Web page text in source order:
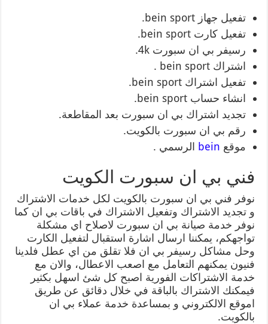
تفعيل جهاز bein sport.
تفعيل كارت bein sport.
رسيفر بي ان سبورت 4k.
اشتراك bein sport .
تفعيل اشتراك bein sport.
انشاء حساب bein sport.
تجديد اشتراك بي ان سبورت بعد المقاطعة.
رقم بي ان سبورت بالكويت.
موقع bein الرسمي .
فني بي ان سبورت الكويت
نوفر فني بي ان سبورت بالكويت لكل خدمات الاشتراك
و تجديد الاشتراك وتفعيل الاشتراك في باقات بي ان كما
نوفر خدمة صيانة بي ان سبورت لاصلاح اي مشكلة
تواجهكم، يمكننا ارسال اشارة استقبال لتفعيل الكارت
وحل مشاكل رسيفر بي ان فلا تقلق من اي عطل فلدينا
فنيون يمكنهم التعامل مع اصعب الاعطال، والان مع
خدمة الاشتراكات الفورية اصبح كل شئ اسهل بكثير
فيمكنك الاشتراك بالباقة في خلال دقائق عن طريق
اموقع الالكتروني و بمساعدة خدمة عملاء بي ان
بالكويت.